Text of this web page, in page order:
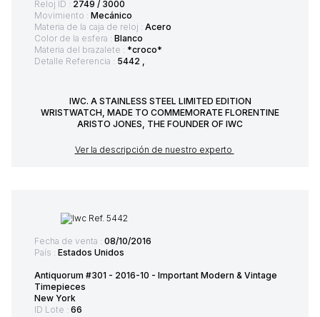
Reloj ID : 2749 / 3000
Movimiento : Mecánico
Materia de la caja de reloj : Acero
Color de la esfera : Blanco
Materia del brazalete : *croco*
Detalle Referencia : 5442 ,
IWC. A STAINLESS STEEL LIMITED EDITION
WRISTWATCH, MADE TO COMMEMORATE FLORENTINE
ARISTO JONES, THE FOUNDER OF IWC
Ver la descripción de nuestro experto
Fecha de venta : 08/10/2016
País : Estados Unidos
Antiquorum #301 - 2016-10 - Important Modern & Vintage
Timepieces
New York
ID Lote : 66